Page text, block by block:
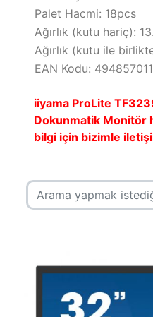
Palet Hacmi: 18pcs
Ağırlık (kutu hariç):
Ağırlık (kutu ile
EAN Kodu:
iiyama ProLite
Dokunmatik Monitör
bilgi için bizimle